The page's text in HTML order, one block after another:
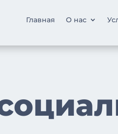
Главная О нас